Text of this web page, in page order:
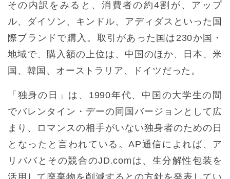
その内訳をみると、消費者の約4割が、アップ
ル、ダイソン、キンドル、アディダスといった国
際ブランドで購入。取引があった国は230か国・
地域で、購入額の上位は、中国のほか、日本、米
国、韓国、オーストラリア、ドイツだった。
「独身の日」は、1990年代、中国の大学生の間
でバレンタイン・デーの同国バージョンとして広
まり、ロマンスの相手がいない独身者のための日
となったと言われている。AP通信によれば、ア
リババとその競合のJD.comは、生分解性包装を